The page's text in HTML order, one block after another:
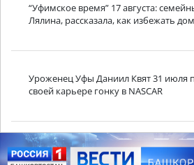
“Уфимское время” 17 августа:
Лялина, рассказала, как избежать
Уроженец Уфы Даниил Квят 31 июля
своей карьере гонку в NASCAR